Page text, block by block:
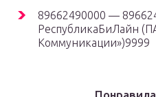
89662490000 —
РеспубликаБиЛайн
Коммуникации»)9999